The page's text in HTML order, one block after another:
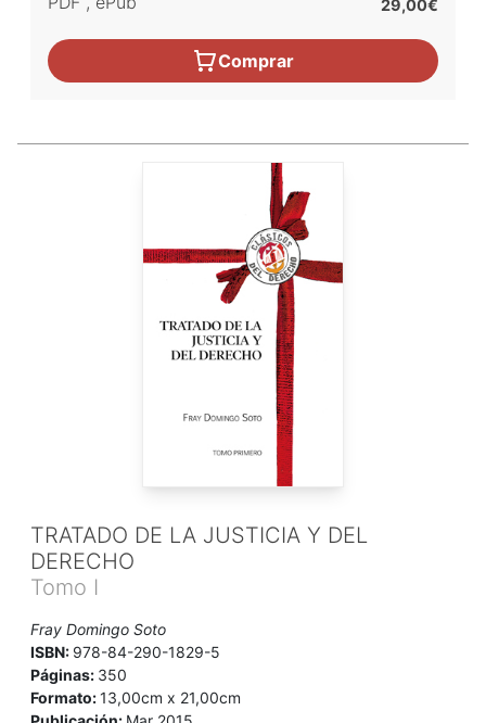
29,00€
Comprar
TRATADO DE LA JUSTICIA Y DEL
DERECHO
Tomo I
Fray Domingo Soto
ISBN: 978-84-290-1829-5
Páginas: 350
Formato:13,00cm x 21,00cm